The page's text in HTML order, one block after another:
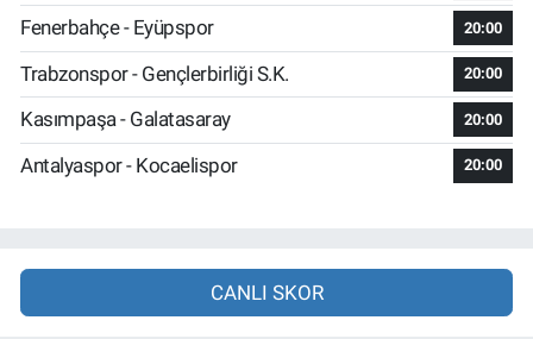
Fenerbahçe - Eyüpspor 20:00
Trabzonspor - Gençlerbirliği S.K. 20:00
Kasımpaşa - Galatasaray 20:00
Antalyaspor - Kocaelispor 20:00
CANLI SKOR